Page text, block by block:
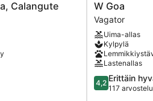
Calangute
W
Goa
Vagator
W Goa
Vagator
Uima-allas
Kylpylä
Lastenallas
4.2
kautta
4,2 Erittäin
117